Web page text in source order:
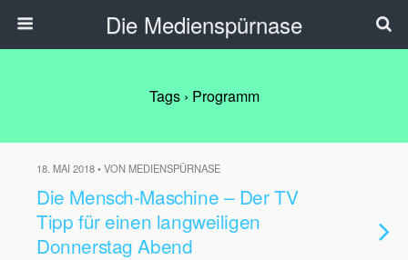
Die Medienspürnase
Tags › Programm
18. MAI 2018 • VON MEDIENSPÜRNASE
Die Mensch-Maschine – Der TV
Tipp für einen langweiligen
Donnerstag Abend